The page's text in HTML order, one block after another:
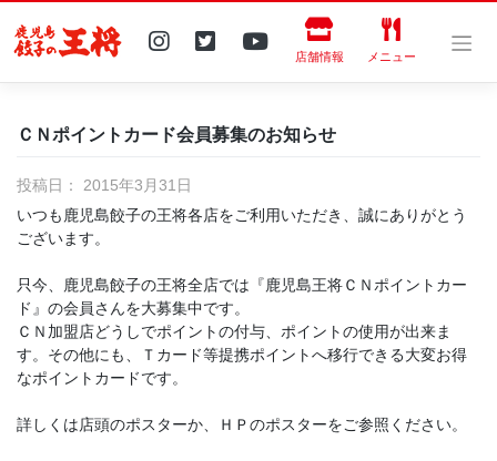
content
店舗情報 メニュー
ＣＮポイントカード会員募集のお知らせ
投稿日： 2015年3月31日
いつも鹿児島餃子の王将各店をご利用いただき、誠にありがとう
ございます。
只今、鹿児島餃子の王将全店では『鹿児島王将ＣＮポイントカー
ド』の会員さんを大募集中です。
ＣＮ加盟店どうしでポイントの付与、ポイントの使用が出来ま
す。その他にも、Ｔカード等提携ポイントへ移行できる大変お得
なポイントカードです。
詳しくは店頭のポスターか、ＨＰのポスターをご参照ください。